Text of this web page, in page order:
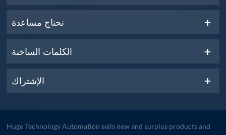
تحتاج مساعدة
الكلمات الساخنة
الإشتراك
Huge Technology Automation sells new and surplus products and